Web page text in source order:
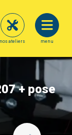
menu
nos ateliers
+ pose